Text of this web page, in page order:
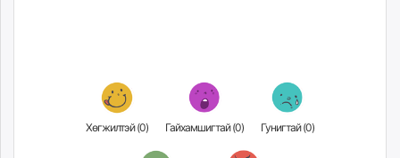
Хөгжилтэй (0) Гайхамшигтай (0) Гунигтай (0)